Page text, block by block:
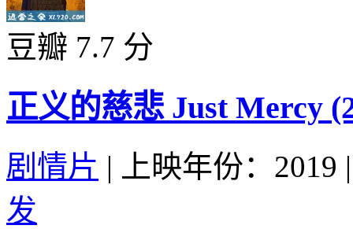
豆瓣 7.7 分
正义的慈悲 Just Mercy
剧情片 | 上映年份：2019 |
发